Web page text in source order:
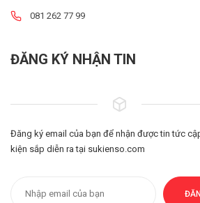
081 262 77 99
ĐĂNG KÝ NHẬN TIN
Đăng ký email của bạn để nhận được tin tức
kiện sắp diễn ra tại sukienso.com